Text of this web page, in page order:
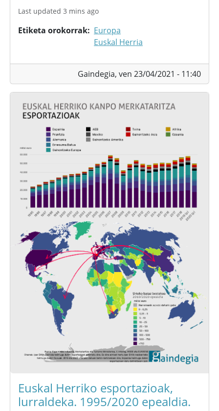
Last updated 3 mins ago
Etiketa orokorrak
Europa
Euskal Herria
Gaindegia, ven 23/04/2021 - 11:40
Euskal Herriko esportazioak,
lurraldeka. 1995/2020 epealdia.